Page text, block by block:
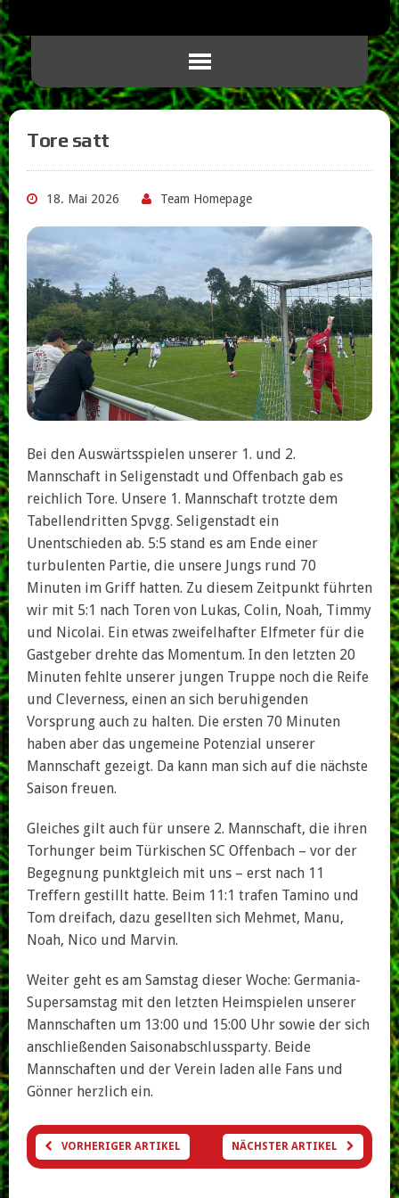
Tore satt
18. Mai 2026 Team Homepage
Bei den Auswärtsspielen unserer 1. und 2.
Mannschaft in Seligenstadt und Offenbach gab es
reichlich Tore. Unsere 1. Mannschaft trotzte dem
Tabellendritten Spvgg. Seligenstadt ein
Unentschieden ab. 5:5 stand es am Ende einer
turbulenten Partie, die unsere Jungs rund 70
Minuten im Griff hatten. Zu diesem Zeitpunkt führten
wir mit 5:1 nach Toren von Lukas, Colin, Noah, Timmy
und Nicolai. Ein etwas zweifelhafter Elfmeter für die
Gastgeber drehte das Momentum. In den letzten 20
Minuten fehlte unserer jungen Truppe noch die Reife
und Cleverness, einen an sich beruhigenden
Vorsprung auch zu halten. Die ersten 70 Minuten
haben aber das ungemeine Potenzial unserer
Mannschaft gezeigt. Da kann man sich auf die nächste
Saison freuen.
Gleiches gilt auch für unsere 2. Mannschaft, die ihren
Torhunger beim Türkischen SC Offenbach – vor der
Begegnung punktgleich mit uns – erst nach 11
Treffern gestillt hatte. Beim 11:1 trafen Tamino und
Tom dreifach, dazu gesellten sich Mehmet, Manu,
Noah, Nico und Marvin.
Weiter geht es am Samstag dieser Woche: Germania-
Supersamstag mit den letzten Heimspielen unserer
Mannschaften um 13:00 und 15:00 Uhr sowie der sich
anschließenden Saisonabschlussparty. Beide
Mannschaften und der Verein laden alle Fans und
Gönner herzlich ein.
VORHERIGER ARTIKEL NÄCHSTER ARTIKEL